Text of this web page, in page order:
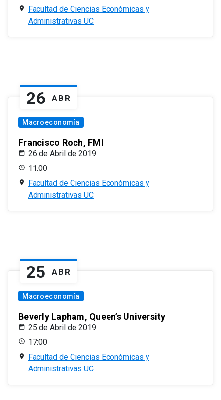
Facultad de Ciencias Económicas y
Administrativas UC
26 ABR
Macroeconomía
Francisco Roch, FMI
26 de Abril de 2019
11:00
Facultad de Ciencias Económicas y
Administrativas UC
25 ABR
Macroeconomía
Beverly Lapham, Queen’s University
25 de Abril de 2019
17:00
Facultad de Ciencias Económicas y
Administrativas UC